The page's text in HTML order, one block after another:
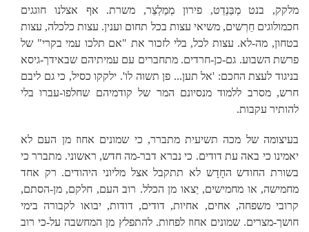
מלקק, בנט מְבַּנְדֵט, פירון מְמַלְצֵר, משרת. אף אצלנו חוגגים
חכמולוגים חֵרְשים, משיאי עצות בכל תחום וענין. עצות כלכלה, עצות
בטחון, מה-לא. עצות לכל, בלי לזכור את "אם תלכו עמי בקרי" של
פרשת השבוע. גם-כן-חרדים. מתחברים עם עמיתיהם שבאידך-גיסא
בניגוד לעצת החכם: 'אל תען... פן תשוה לו'. ילקקו כסיל, כי גם ליבם
חרש, מסרב ללמוד מנסיונם המר של קודמיהם שחלפו-עברו בלי
להותיר עקבות.
בעיצומה של מכה תשיעית מתברר, כי שמונים אחוז מן העם לא
יאמינו כי באה עת דודים. כי נברא דבר-מה חדש, ראשוני. מתברר כי
בשורת החודש החָדָש לא תתקבל אצל מליוני היהודים. רק אחד
מחמישה, או מחמישים, יֵצאו מן הכלל. רוב העם, חלקם, מן-הסתם,
קרובי משפחה, אחים, אחיות, דודים, דודות, יבואו לקבורה בימי
חושך-מצרים. שמונים אחוז לפחות. להתפלץ מן המחשבה על-כי רוב